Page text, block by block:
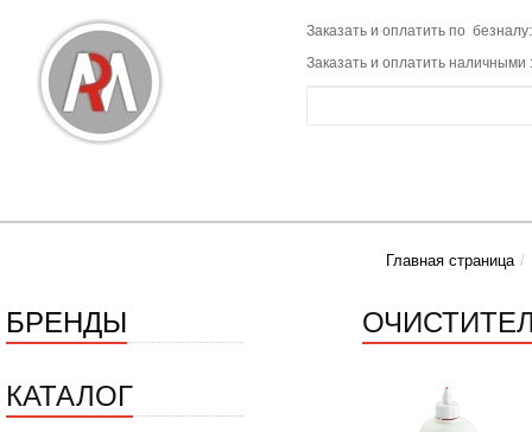
Заказать и оплатить по
Заказать и оплатить наличными
Главная страница
БРЕНДЫ
КАТАЛОГ